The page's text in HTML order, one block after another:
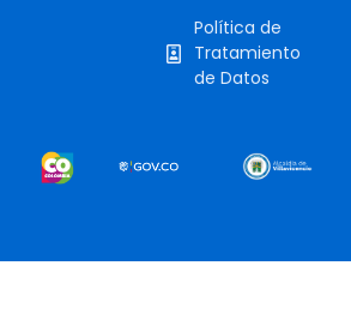
Política de
Tratamiento
de Datos